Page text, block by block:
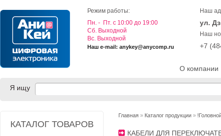
О компании
Режим работы:
Пн. - Пт. с 10:00 до 19:00
Cб. Выходной
Вс. Выходной
Наш e-mail: anykey@anycomp.ru
Наш
ул.
Наш
+7
Я ищу
Главная » Каталог продукции »
КАБЕЛИ ДЛЯ
КАТАЛОГ ТОВАРОВ